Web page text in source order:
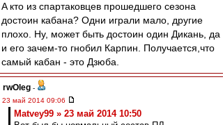
A кто из спартаковцев прошедшего сезона
достоин кабана? Одни играли мало, другие
плохо. Ну, может быть достоин один Дикань, да
и его зачем-то гнобил Карпин. Получается,что
самый кабан - это Дзюба.
rwOleg -
23 май 2014 09:06
Matvey99 » 23 май 2014 10:50